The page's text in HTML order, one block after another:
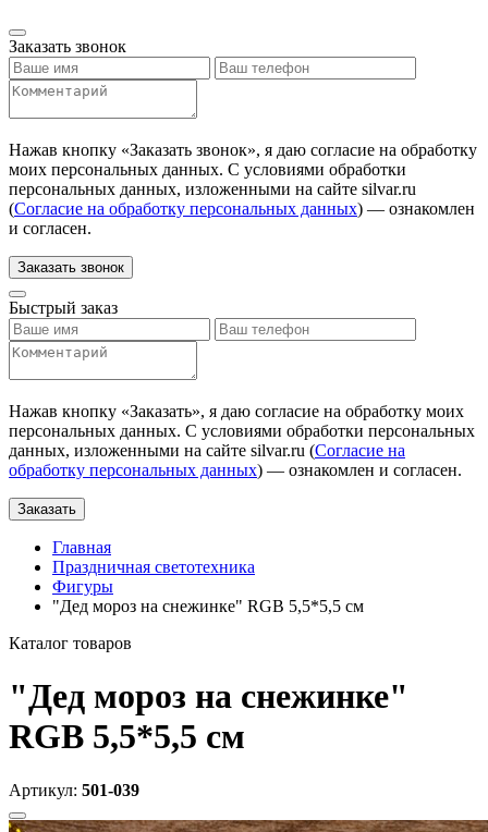
Заказать звонок
Нажав кнопку «Заказать звонок», я даю согласие на обработку
моих персональных данных. С условиями обработки
персональных данных, изложенными на сайте silvar.ru
(Согласие на обработку персональных данных) — ознакомлен
и согласен.
Заказать звонок
Быстрый заказ
Нажав кнопку «Заказать», я даю согласие на обработку моих
персональных данных. С условиями обработки персональных
данных, изложенными на сайте silvar.ru (Согласие на
обработку персональных данных) — ознакомлен и согласен.
Заказать
Главная
Праздничная светотехника
Фигуры
"Дед мороз на снежинке" RGB 5,5*5,5 см
Каталог товаров
"Дед мороз на снежинке"
RGB 5,5*5,5 см
Артикул: 501-039